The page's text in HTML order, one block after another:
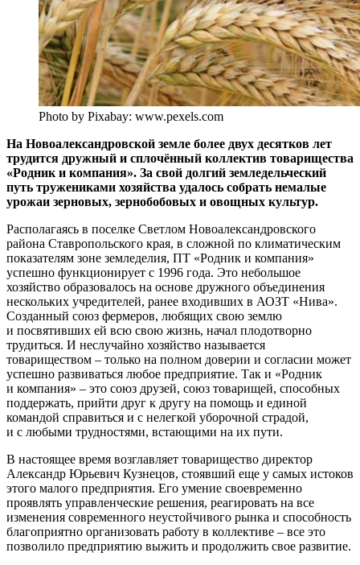
Photo by Pixabay: www.pexels.com
На Новоалександровской земле более двух десятков лет
трудится дружный и сплочённый коллектив товарищества
«Родник и компания». За свой долгий земледельческий
путь тружениками хозяйства удалось собрать немалые
урожаи зерновых, зернобобовых и овощных культур.
Располагаясь в поселке Светлом Новоалександровского
района Ставропольского края, в сложной по климатическим
показателям зоне земледелия, ПТ «Родник и компания»
успешно функционирует с 1996 года. Это небольшое
хозяйство образовалось на основе дружного объединения
нескольких учредителей, ранее входивших в АОЗТ «Нива».
Созданный союз фермеров, любящих свою землю
и посвятивших ей всю свою жизнь, начал плодотворно
трудиться. И неслучайно хозяйство называется
товариществом – ​только на полном доверии и согласии может
успешно развиваться любое предприятие. Так и «Родник
и компания» – ​это союз друзей, союз товарищей, способных
поддержать, прийти друг к другу на помощь и единой
командой справиться и с нелегкой уборочной страдой,
и с любыми трудностями, встающими на их пути.
В настоящее время возглавляет товарищество директор
Александр Юрьевич Кузнецов, стоявший еще у самых истоков
этого малого предприятия. Его умение своевременно
проявлять управленческие решения, реагировать на все
изменения современного неустойчивого рынка и способность
благоприятно организовать работу в коллективе – ​все это
позволило предприятию выжить и продолжить свое развитие.